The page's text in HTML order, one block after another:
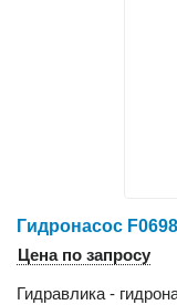
Цена по запросу
Гидравлика -